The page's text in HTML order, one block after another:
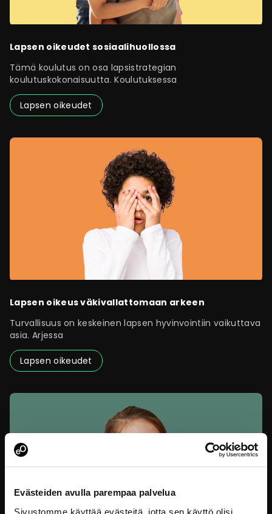
Evästeiden avulla parempaa palvelua
Sivustomme käyttää evästeitä, jotta sen käyttö olisi
Lapsen oikeudet sosiaalihuollossa
Tämä koulutus on osa lapsistrategian
koulutuskokonaisuutta. Koulutuksessa
Lapsen oikeudet
Lapsen oikeus väkivallattomaan arkeen
Turvallisuus on keskeinen lapsen hyvinvointiin vaikuttava
asia. Arjessa
Lapsen oikeudet